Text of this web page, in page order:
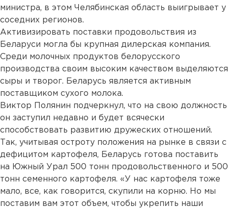
министра, в этом Челябинская область выигрывает у
соседних регионов.
Активизировать поставки продовольствия из
Беларуси могла бы крупная дилерская компания.
Среди молочных продуктов белорусского
производства своим высоким качеством выделяются
сыры и творог. Беларусь является активным
поставщиком сухого молока.
Виктор Полянин подчеркнул, что на свою должность
он заступил недавно и будет всячески
способствовать развитию дружеских отношений.
Так, учитывая остроту положения на рынке в связи с
дефицитом картофеля, Беларусь готова поставить
на Южный Урал 500 тонн продовольственного и 500
тонн семенного картофеля. «У нас картофеля тоже
мало, все, как говорится, скупили на корню. Но мы
поставим вам этот объем, чтобы укрепить наши